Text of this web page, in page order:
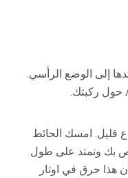
إلى الوضع الرأسي.
حول ركبتك.
قليل. امسك الحائط
بك وتمتد على طول
هذا حرق في اوتار